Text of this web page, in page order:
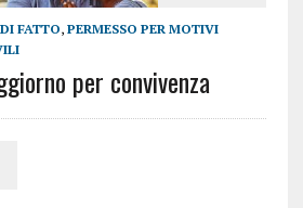
FATTO, PERMESSO PER MOTIVI
per convivenza